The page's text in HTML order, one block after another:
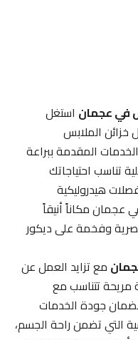
عجماناستغل
الملابس
المقدمة ببراعة
احتياجاتك
هيدروليكية
مكاناً أنيقاً
وفخمة على ديكور
مع تزايد العمل عن
تتناسب مع
جودة الخدمات
التي تضمن راحة الجسم،